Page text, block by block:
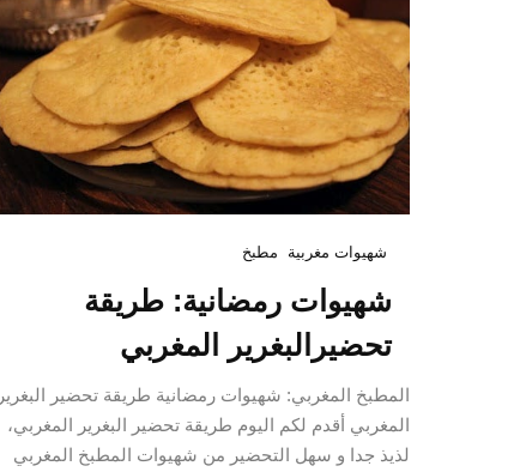
شهيوات مغربية مطبخ
شهيوات رمضانية: طريقة
تحضيرالبغرير المغربي
المطبخ المغربي: شهيوات رمضانية طريقة تحضير البغرير
المغربي أقدم لكم اليوم طريقة تحضير البغرير المغربي،
لذيذ جدا و سهل التحضير من شهيوات المطبخ المغربي